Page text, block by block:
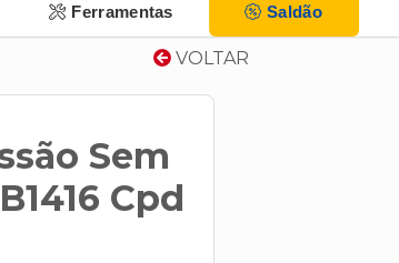
Ferramentas Saldão
VOLTAR
Sem
Cpd